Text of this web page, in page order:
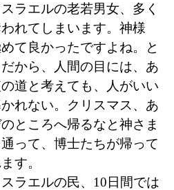
ラエルの老若男女、多く
れてしまいます。神様
て良かったですよね。と
から、人間の目には、あ
道と考えても、人がいい
れない。クリスマス、あ
ところへ帰るなと神さま
って、博士たちが帰って
す。
ラエルの民、10日間では